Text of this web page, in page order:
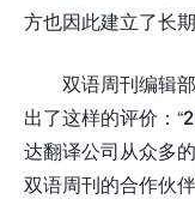
方也因此建立了长
双语周刊编辑
出了这样的评价：
达翻译公司从众多
双语周刊的合作伙